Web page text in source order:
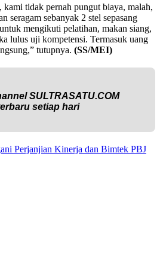
kami tidak pernah pungut biaya, malah,
seragam sebanyak 2 stel sepasang
mengikuti pelatihan, makan siang,
lulus uji kompetensi. Termasuk uang
tutupnya. (SS/MEI)
SULTRASATU.COM
setiap hari
Perjanjian Kinerja dan Bimtek PBJ